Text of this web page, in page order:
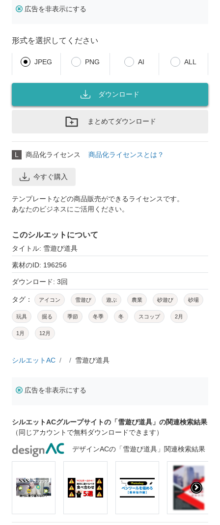
広告を非表示にする
形式を選択してください
JPEG PNG AI ALL
ダウンロード
まとめてダウンロード
L 商品化ライセンス 商品化ライセンスとは？
今すぐ購入
テンプレートなどの商品販売ができるライセンスです。
あなたのビジネスにご活用ください。
このシルエットについて
タイトル: 雪遊び道具
素材のID: 196256
ダウンロード: 3回
タグ： アイコン 雪遊び 遊ぶ 農業 砂遊び 砂場
玩具 掘る 季節 冬季 冬 スコップ 2月
1月 12月
シルエットAC 雪遊び道具
広告を非表示にする
シルエットACグループサイトの「雪遊び道具」の関連検索結果
（同じアカウントで無料ダウンロードできます）
デザインACの「雪遊び道具」関連検索結果